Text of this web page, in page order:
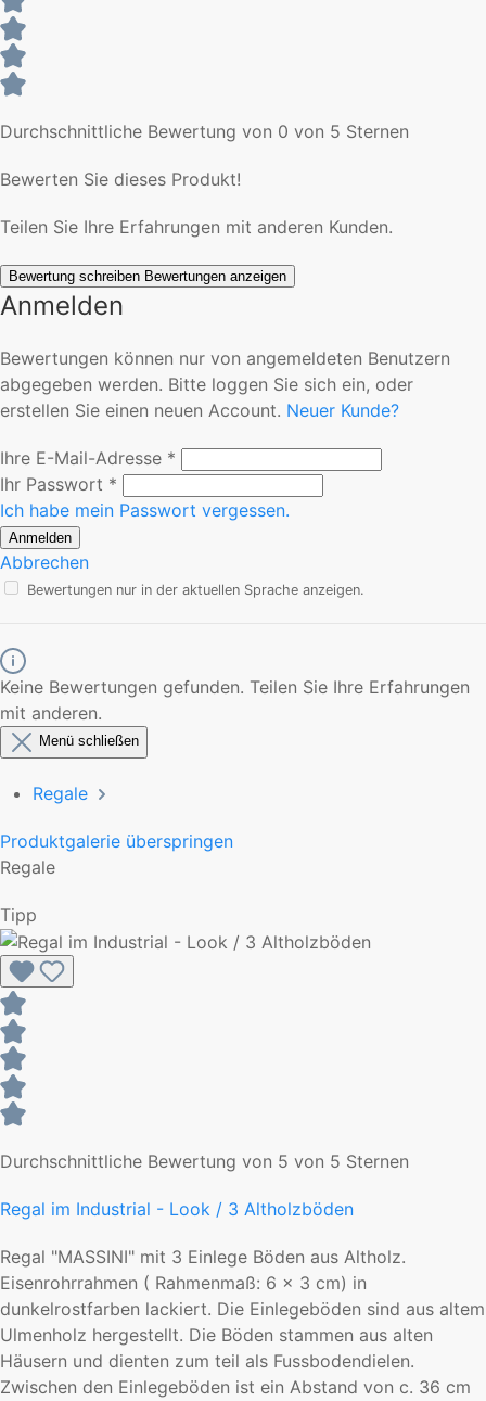
Durchschnittliche Bewertung von 0 von 5 Sternen
Bewerten Sie dieses Produkt!
Teilen Sie Ihre Erfahrungen mit anderen Kunden.
Bewertung schreiben Bewertungen anzeigen
Anmelden
Bewertungen können nur von angemeldeten Benutzern
abgegeben werden. Bitte loggen Sie sich ein, oder
erstellen Sie einen neuen Account. Neuer Kunde?
Ihre E-Mail-Adresse *
Ihr Passwort *
Ich habe mein Passwort vergessen.
Anmelden
Abbrechen
Bewertungen nur in der aktuellen Sprache anzeigen.
Keine Bewertungen gefunden. Teilen Sie Ihre Erfahrungen
mit anderen.
Menü schließen
Regale
Produktgalerie überspringen
Regale
Tipp
Durchschnittliche Bewertung von 5 von 5 Sternen
Regal im Industrial - Look / 3 Altholzböden
Regal "MASSINI" mit 3 Einlege Böden aus Altholz.
Eisenrohrrahmen ( Rahmenmaß: 6 x 3 cm) in
dunkelrostfarben lackiert. Die Einlegeböden sind aus altem
Ulmenholz hergestellt. Die Böden stammen aus alten
Häusern und dienten zum teil als Fussbodendielen.
Zwischen den Einlegeböden ist ein Abstand von c. 36 cm